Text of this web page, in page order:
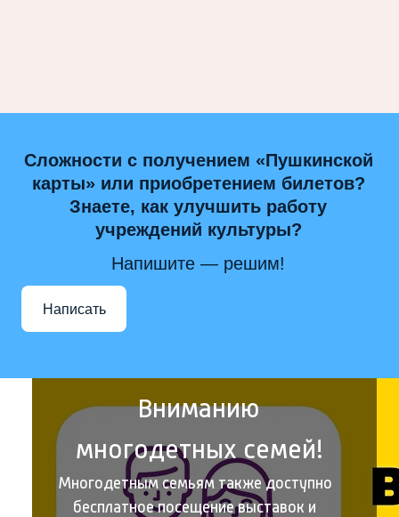
Сложности с получением «Пушкинской
карты» или приобретением билетов?
Знаете, как улучшить работу
учреждений культуры?
Напишите — решим!
Написать
Вниманию
многодетных семей!
Многодетным семьям также доступно
бесплатное посещение выставок и